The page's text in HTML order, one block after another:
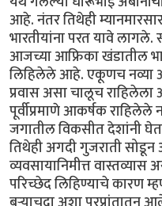
आहे. नंतर तिथेही
भारतीयांना परत यावे
आजच्या आफ्रिका खंडातील
लिहिलेले आहे. एकूणच नव्या
प्रवास असा चालूच
पूर्वीप्रमाणे आकर्षक राहिलेले
जगातील विकसीत देशांनी
तिथेही अगदी गुजराती
व्यवसायानिमीत्त
परिच्छेद लिहिण्याचे कारण